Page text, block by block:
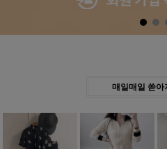
매일매일 쏟아